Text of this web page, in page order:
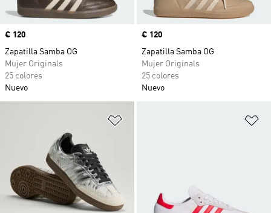
Precio
€ 120
Zapatilla Samba OG
Mujer Originals
25 colores
Nuevo
Precio
€ 120
Zapatilla Samba OG
Mujer Originals
25 colores
Nuevo